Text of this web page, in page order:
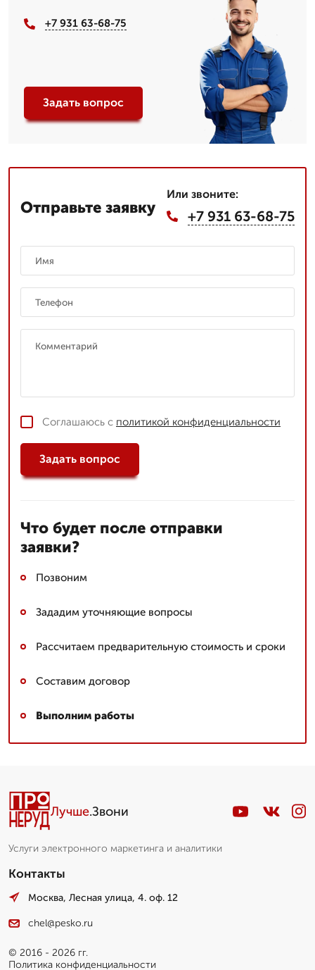
+7 931 63-68-75
Задать вопрос
Отправьте заявку
Или звоните:
+7 931 63-68-75
Соглашаюсь с политикой конфиденциальности
Задать вопрос
Что будет после отправки
заявки?
Позвоним
Зададим уточняющие вопросы
Рассчитаем предварительную стоимость и сроки
Составим договор
Выполним работы
Лучше.Звони
Услуги электронного маркетинга и аналитики
Контакты
Москва, Лесная улица, 4. оф. 12
chel@pesko.ru
© 2016 - 2026 гг.
Политика конфиденциальности